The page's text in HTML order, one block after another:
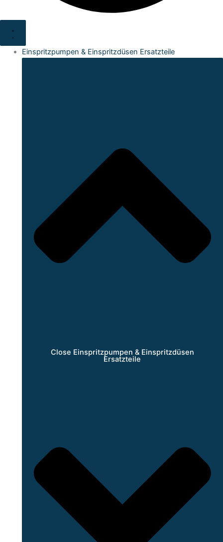
Einspritzpumpen & Einspritzdüsen Ersatzteile
Close Einspritzpumpen & Einspritzdüsen
Ersatzteile